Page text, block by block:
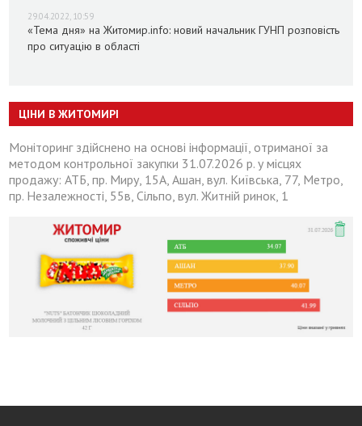
29.04.2022, 10:59
«Тема дня» на Житомир.info: новий начальник ГУНП розповість
про ситуацію в області
ЦІНИ В ЖИТОМИРІ
Моніторинг здійснено на основі інформації, отриманої за
методом контрольної закупки 31.07.2026 р. у місцях
продажу: АТБ, пр. Миру, 15А, Ашан, вул. Київська, 77, Метро,
пр. Незалежності, 55в, Сільпо, вул. Житній ринок, 1